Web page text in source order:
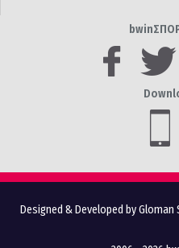
Designed & Developed by Gloman